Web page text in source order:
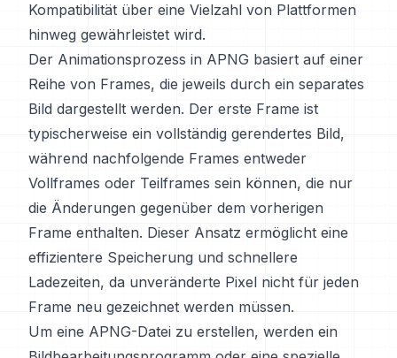
Kompatibilität über eine Vielzahl von Plattformen
hinweg gewährleistet wird.
Der Animationsprozess in APNG basiert auf einer
Reihe von Frames, die jeweils durch ein separates
Bild dargestellt werden. Der erste Frame ist
typischerweise ein vollständig gerendertes Bild,
während nachfolgende Frames entweder
Vollframes oder Teilframes sein können, die nur
die Änderungen gegenüber dem vorherigen
Frame enthalten. Dieser Ansatz ermöglicht eine
effizientere Speicherung und schnellere
Ladezeiten, da unveränderte Pixel nicht für jeden
Frame neu gezeichnet werden müssen.
Um eine APNG-Datei zu erstellen, werden ein